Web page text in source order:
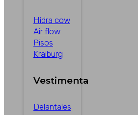
Hidra cow
Air flow
Pisos
Kraiburg
Vestimenta
Delantales